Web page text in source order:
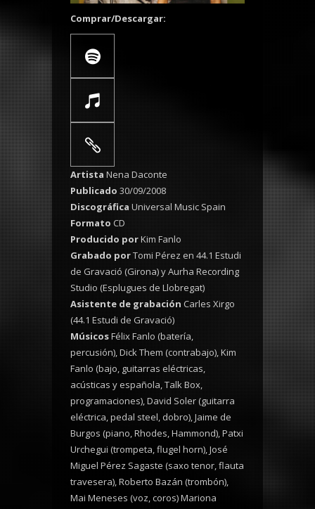
Comprar/Descargar:
Artista Nena Daconte
Publicado 30/09/2008
Discográfica Universal Music Spain
Formato CD
Producido porKim Fanlo
Grabado porTomi Pérez en 44.1 Estudi
de Gravació (Girona) y Aurha Recording
Studio (Esplugues de Llobregat)
Asistente de grabación Carles Xirgo
(44.1 Estudi de Gravació)
MúsicosFélix Fanlo (batería,
percusión), Dick Them (contrabajo), Kim
Fanlo (bajo, guitarras eléctricas,
acústicas y española, Talk Box,
programaciones), David Soler (guitarra
eléctrica, pedal steel, dobro), Jaime de
Burgos (piano, Rhodes, Hammond), Patxi
Urchegui (trompeta, flugel horn), José
Miguel Pérez Sagaste (saxo tenor, flauta
travesera), Roberto Bazán (trombón),
Mai Meneses (voz, coros) Mariona